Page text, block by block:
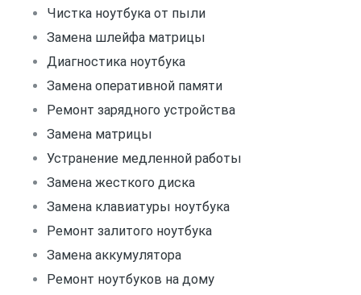
Чистка ноутбука от пыли
Замена шлейфа матрицы
Диагностика ноутбука
Замена оперативной памяти
Ремонт зарядного устройства
Замена матрицы
Устранение медленной работы
Замена жесткого диска
Замена клавиатуры ноутбука
Ремонт залитого ноутбука
Замена аккумулятора
Ремонт ноутбуков на дому